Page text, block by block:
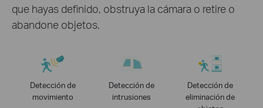
que hayas definido, obstruya la cámara o retire o
abandone objetos.
Detección de
movimiento
Detección de
intrusiones
Detección de
eliminación de